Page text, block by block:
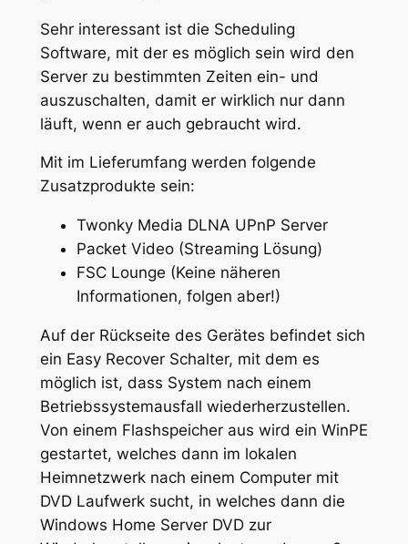
Sehr interessant ist die Scheduling
Software, mit der es möglich sein wird den
Server zu bestimmten Zeiten ein- und
auszuschalten, damit er wirklich nur dann
läuft, wenn er auch gebraucht wird.
Mit im Lieferumfang werden folgende
Zusatzprodukte sein:
Twonky Media DLNA UPnP Server
Packet Video (Streaming Lösung)
FSC Lounge (Keine näheren
Informationen, folgen aber!)
Auf der Rückseite des Gerätes befindet sich
ein Easy Recover Schalter, mit dem es
möglich ist, dass System nach einem
Betriebssystemausfall wiederherzustellen.
Von einem Flashspeicher aus wird ein WinPE
gestartet, welches dann im lokalen
Heimnetzwerk nach einem Computer mit
DVD Laufwerk sucht, in welches dann die
Windows Home Server DVD zur